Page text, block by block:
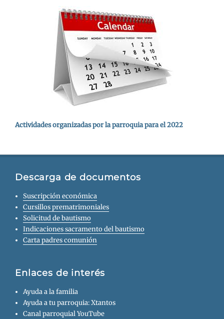
Actividades organizadas por la parroquia para el 2022
Descarga de documentos
Suscripción económica
Cursillos prematrimoniales
Solicitud de bautismo
Indicaciones sacramento del bautismo
Carta padres comunión
Enlaces de interés
Ayuda a la familia
Ayuda a tu parroquia: Xtantos
Canal parroquial YouTube